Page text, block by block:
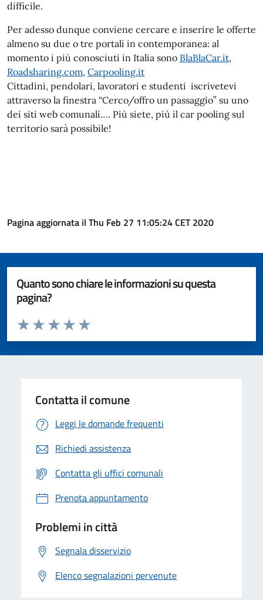
difficile.
Per adesso dunque conviene cercare e inserire le offerte
almeno su due o tre portali in contemporanea: al
momento i più conosciuti in Italia sono BlaBlaCar.it,
Roadsharing.com, Carpooling.it
Cittadini, pendolari, lavoratori e studenti iscrivetevi
attraverso la finestra “Cerco/offro un passaggio” su uno
dei siti web comunali…. Più siete, più il car pooling sul
territorio sarà possibile!
Pagina aggiornata il Thu Feb 27 11:05:24 CET 2020
Quanto sono chiare le informazioni su questa
pagina?
Valuta da 1 a 5 stelle la pagina
Valuta 5 stelle su 5
Valuta 4 stelle su 5
Valuta 3 stelle su 5
Valuta 2 stelle su 5
Valuta 1 stelle su 5
Contatta il comune
Leggi le domande frequenti
Richiedi assistenza
Contatta gli uffici comunali
Prenota appuntamento
Problemi in città
Segnala disservizio
Elenco segnalazioni pervenute